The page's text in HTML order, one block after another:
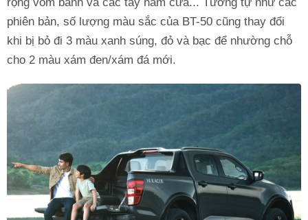
phiên bản, số lượng màu sắc của BT-50 cũng thay đổi
khi bị bỏ đi 3 màu xanh súng, đỏ và bạc để nhường chỗ
cho 2 màu xám đen/xám đá mới.